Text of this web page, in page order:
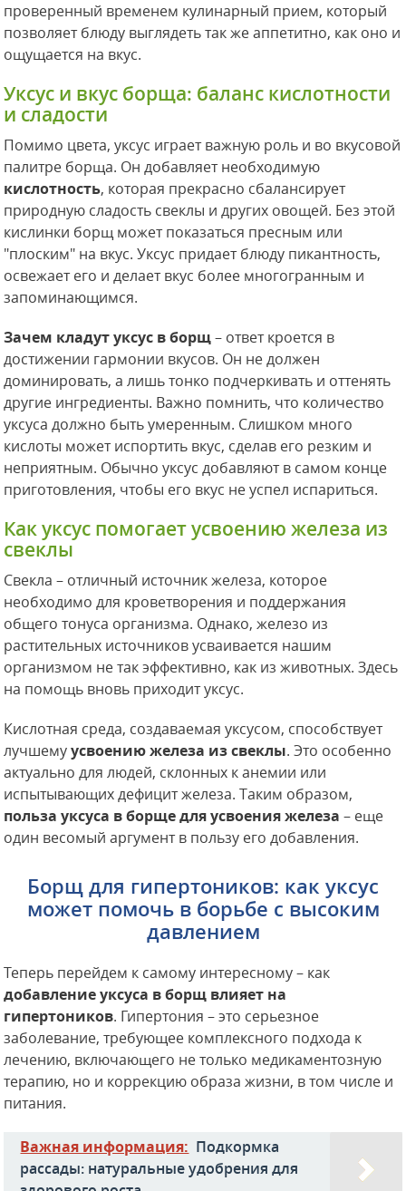
проверенный временем кулинарный прием, который
позволяет блюду выглядеть так же аппетитно, как оно и
ощущается на вкус.
Уксус и вкус борща: баланс кислотности
и сладости
Помимо цвета, уксус играет важную роль и во вкусовой
палитре борща. Он добавляет необходимую
кислотность, которая прекрасно сбалансирует
природную сладость свеклы и других овощей. Без этой
кислинки борщ может показаться пресным или
"плоским" на вкус. Уксус придает блюду пикантность,
освежает его и делает вкус более многогранным и
запоминающимся.
Зачем кладут уксус в борщ– ответ кроется в
достижении гармонии вкусов. Он не должен
доминировать, а лишь тонко подчеркивать и оттенять
другие ингредиенты. Важно помнить, что количество
уксуса должно быть умеренным. Слишком много
кислоты может испортить вкус, сделав его резким и
неприятным. Обычно уксус добавляют в самом конце
приготовления, чтобы его вкус не успел испариться.
Как уксус помогает усвоению железа из
свеклы
Свекла – отличный источник железа, которое
необходимо для кроветворения и поддержания
общего тонуса организма. Однако, железо из
растительных источников усваивается нашим
организмом не так эффективно, как из животных. Здесь
на помощь вновь приходит уксус.
Кислотная среда, создаваемая уксусом, способствует
лучшемуусвоению железа из свеклы. Это особенно
актуально для людей, склонных к анемии или
испытывающих дефицит железа. Таким образом,
польза уксуса в борще для усвоения железа – еще
один весомый аргумент в пользу его добавления.
Борщ для гипертоников: как уксус
может помочь в борьбе с высоким
давлением
Теперь перейдем к самому интересному – как
добавление уксуса в борщ влияет на
гипертоников. Гипертония – это серьезное
заболевание, требующее комплексного подхода к
лечению, включающего не только медикаментозную
терапию, но и коррекцию образа жизни, в том числе и
питания.
Важная информация: Подкормка
рассады: натуральные удобрения для